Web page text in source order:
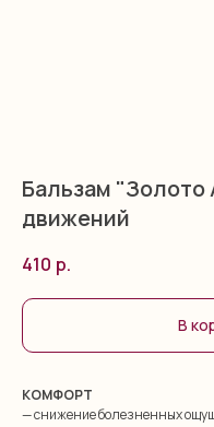
Бальзам "Золото
движений
410 р.
В
КОМФОРТ
— снижение болезненных